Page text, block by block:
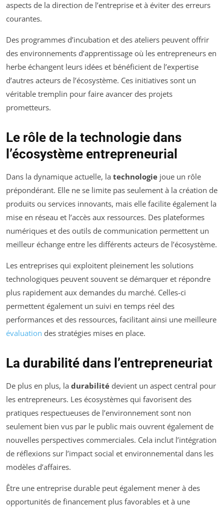
aspects de la direction de l’entreprise et à éviter des erreurs
courantes.
Des programmes d’incubation et des ateliers peuvent offrir
des environnements d’apprentissage où les entrepreneurs en
herbe échangent leurs idées et bénéficient de l’expertise
d’autres acteurs de l’écosystème. Ces initiatives sont un
véritable tremplin pour faire avancer des projets
prometteurs.
Le rôle de la technologie dans
l’écosystème entrepreneurial
Dans la dynamique actuelle, la technologie joue un rôle
prépondérant. Elle ne se limite pas seulement à la création de
produits ou services innovants, mais elle facilite également la
mise en réseau et l’accès aux ressources. Des plateformes
numériques et des outils de communication permettent un
meilleur échange entre les différents acteurs de l’écosystème.
Les entreprises qui exploitent pleinement les solutions
technologiques peuvent souvent se démarquer et répondre
plus rapidement aux demandes du marché. Celles-ci
permettent également un suivi en temps réel des
performances et des ressources, facilitant ainsi une meilleure
évaluation des stratégies mises en place.
La durabilité dans l’entrepreneuriat
De plus en plus, la durabilité devient un aspect central pour
les entrepreneurs. Les écosystèmes qui favorisent des
pratiques respectueuses de l’environnement sont non
seulement bien vus par le public mais ouvrent également de
nouvelles perspectives commerciales. Cela inclut l’intégration
de réflexions sur l’impact social et environnemental dans les
modèles d’affaires.
Être une entreprise durable peut également mener à des
opportunités de financement plus favorables et à une